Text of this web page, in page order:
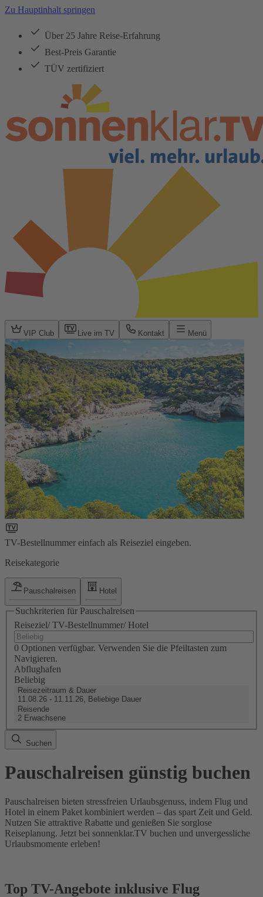
Zu Hauptinhalt springen
Über 25 Jahre Reise-Erfahrung
Best-Preis Garantie
TÜV zertifiziert
VIP Club Live im TV Kontakt Menü
TV-Bestellnummer einfach als Reiseziel eingeben.
Reisekategorie
Pauschalreisen Hotel
Suchkriterien für Pauschalreisen
Reiseziel/ TV-Bestellnummer/ Hotel
0 Optionen verfügbar. Verwenden Sie die Pfeiltasten zum
Navigieren.
Abflughafen
Beliebig
Reisezeitraum & Dauer
11.08.26 - 11.11.26, Beliebige Dauer
Reisende
2 Erwachsene
Suchen
Pauschalreisen günstig buchen
Pauschalreisen bieten stressfreien Urlaubsgenuss, indem Flug und
Hotel in einem Paket kombiniert werden – das spart Zeit und Geld.
Nutzen Sie attraktive Rabatte und genießen Sie sorglose
Reiseplanung. Jetzt bei sonnenklar.TV buchen und unvergessliche
Urlaubsmomente erleben!
Top TV-Angebote inklusive Flug